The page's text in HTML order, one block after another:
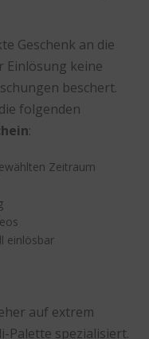
Geschenk an die
Einlösung keine
beschert.
folgenden
:
Zeitraum
einlösbar
auf extrem
Palette spezialisiert.